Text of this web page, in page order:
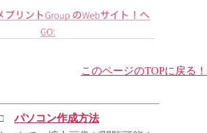
このページのTOPに戻る！
パソコン作成方法